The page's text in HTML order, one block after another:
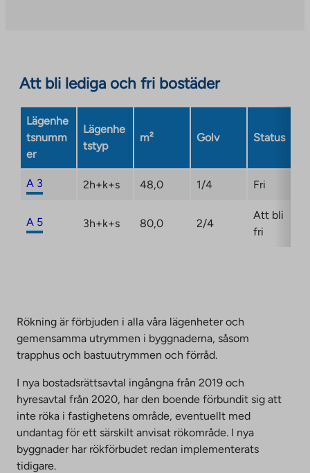
new
in
new
tab
Att bli lediga och fri bostäder
Lägenhe
tsnumm
er
Lägenhe
tstyp
m² Golv Status
A 3 2h+k+s 48,0 1/4 Fri
A 5 3h+k+s 80,0 2/4
Att bli
fri
Rökning är förbjuden i alla våra lägenheter och
gemensamma utrymmen i byggnaderna, såsom
trapphus och bastuutrymmen och förråd.
I nya bostadsrättsavtal ingångna från 2019 och
hyresavtal från 2020, har den boende förbundit sig att
inte röka i fastighetens område, eventuellt med
undantag för ett särskilt anvisat rökområde. I nya
byggnader har rökförbudet redan implementerats
tidigare.